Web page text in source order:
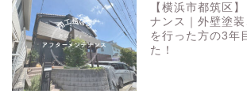
【横浜市都筑区
ナンス｜外壁塗
を行った方の3年
た！